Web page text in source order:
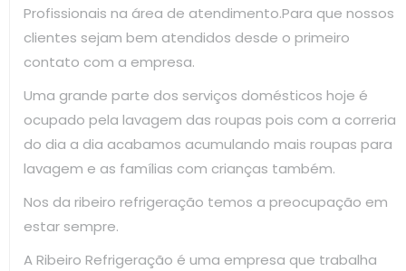
Profissionais na área de atendimento.Para que nossos
clientes sejam bem atendidos desde o primeiro
contato com a empresa.
Uma grande parte dos serviços domésticos hoje é
ocupado pela lavagem das roupas pois com a correria
do dia a dia acabamos acumulando mais roupas para
lavagem e as famílias com crianças também.
Nos da ribeiro refrigeração temos a preocupação em
estar sempre.
A Ribeiro Refrigeração é uma empresa que trabalha